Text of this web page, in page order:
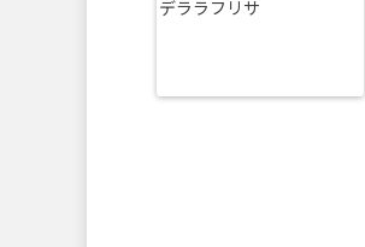
デララフリサ